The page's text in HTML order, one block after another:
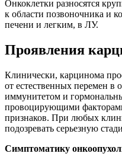
Онкоклетки разносятся
к области позвоночника и
печени и легким, в ЛУ.
Проявления
Клинически, карцинома
от естественных перемен в
иммунитетом и
провоцирующими
признаков. При любых
подозревать серьезную
Симптоматику